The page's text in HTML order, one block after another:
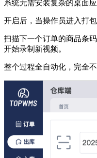
系统无需安装复杂的桌面
开启后，当操作员进入打
扫描下一个订单的商品条
开始录制新视频。
整个过程全自动化，完全